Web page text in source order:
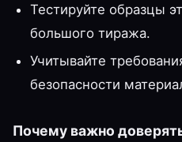
Тестируйте образцы
большого тиража.
Учитывайте
безопасности
Почему важно